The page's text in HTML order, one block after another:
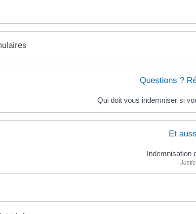
Questions ?
Qui doit vous indemniser si
Et
Indemnisation